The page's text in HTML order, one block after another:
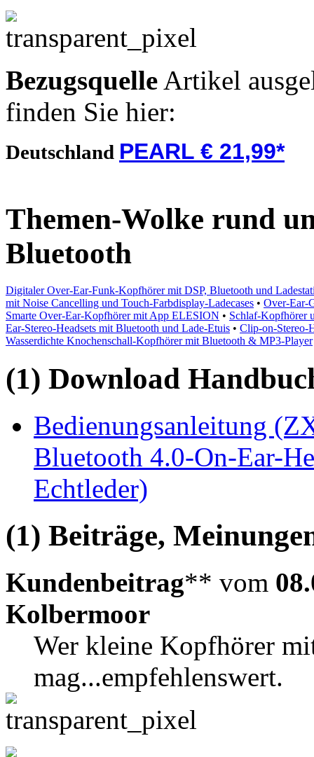
Bezugsquelle Artikel
finden Sie hier:
Deutschland PEARL € 21,99*
Themen-Wolke rund
Bluetooth
Digitaler Over-Ear-Funk-Kopfhörer mit DSP, Bluetooth und
mit Noise Cancelling und Touch-Farbdisplay-Ladecases • Over-Ear-
Smarte Over-Ear-Kopfhörer mit App ELESION • Schlaf-Kopfhörer
Ear-Stereo-Headsets mit Bluetooth und Lade-Etuis • Clip-on-Stereo-
Wasserdichte Knochenschall-Kopfhörer mit Bluetooth & MP3-Player
(1) Download
Bedienungsanleitung
Bluetooth 4.0-On-Ear-
Echtleder)
(1) Beiträge,
Kundenbeitrag** vom
Kolbermoor
Wer kleine Kopfhörer
mag...empfehlenswert.